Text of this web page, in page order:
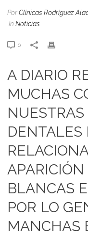
PorClínicas Rodríguez
In Noticias
0
A DIARIO
MUCHAS
DENTALES
BLANCAS
POR LO
MANCHAS